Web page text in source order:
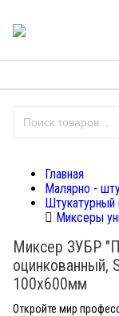
Главная
Малярно -
Штукатурный
Миксеры
Миксер ЗУБР
оцинкованный,
100x600мм
Откройте мир